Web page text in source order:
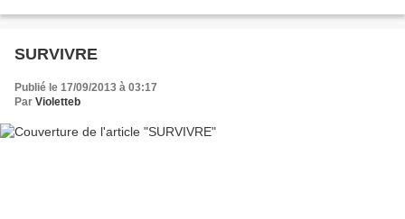
SURVIVRE
Publié le 17/09/2013 à 03:17
Par Violetteb